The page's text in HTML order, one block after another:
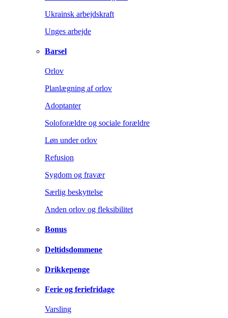
Ukrainsk arbejdskraft
Unges arbejde
Barsel
Orlov
Planlægning af orlov
Adoptanter
Soloforældre og sociale forældre
Løn under orlov
Refusion
Sygdom og fravær
Særlig beskyttelse
Anden orlov og fleksibilitet
Bonus
Deltidsdommene
Drikkepenge
Ferie og feriefridage
Varsling